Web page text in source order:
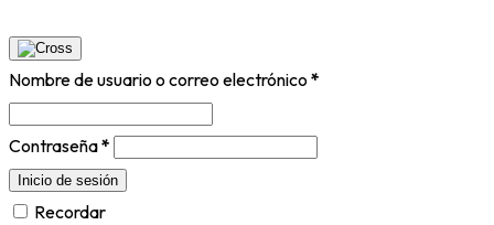
Nombre de usuario o correo electrónico *
Contraseña*
Inicio de sesión
Recordar